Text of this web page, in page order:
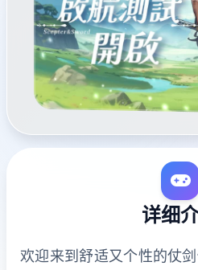
详细
欢迎来到舒适又个性的仗